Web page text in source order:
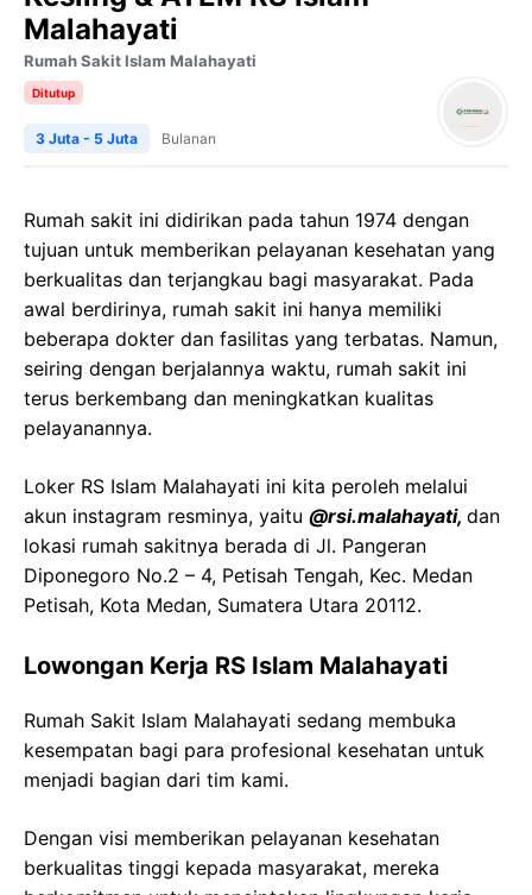
Malahayati
Rumah Sakit Islam Malahayati
Ditutup
3 Juta - 5 Juta Bulanan
Rumah sakit ini didirikan pada tahun 1974 dengan
tujuan untuk memberikan pelayanan kesehatan yang
berkualitas dan terjangkau bagi masyarakat. Pada
awal berdirinya, rumah sakit ini hanya memiliki
beberapa dokter dan fasilitas yang terbatas. Namun,
seiring dengan berjalannya waktu, rumah sakit ini
terus berkembang dan meningkatkan kualitas
pelayanannya.
Loker RS Islam Malahayati ini kita peroleh melalui
akun instagram resminya, yaitu @rsi.malahayati, dan
lokasi rumah sakitnya berada di Jl. Pangeran
Diponegoro No.2 – 4, Petisah Tengah, Kec. Medan
Petisah, Kota Medan, Sumatera Utara 20112.
Lowongan Kerja RS Islam Malahayati
Rumah Sakit Islam Malahayati sedang membuka
kesempatan bagi para profesional kesehatan untuk
menjadi bagian dari tim kami.
Dengan visi memberikan pelayanan kesehatan
berkualitas tinggi kepada masyarakat, mereka